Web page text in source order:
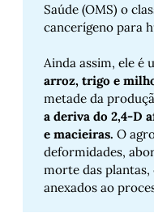
Saúde (OMS) o
cancerígeno para
Ainda assim, ele é
arroz, trigo e
metade da
a deriva do 2,4-D
e macieiras. O
deformidades,
morte das
anexados ao